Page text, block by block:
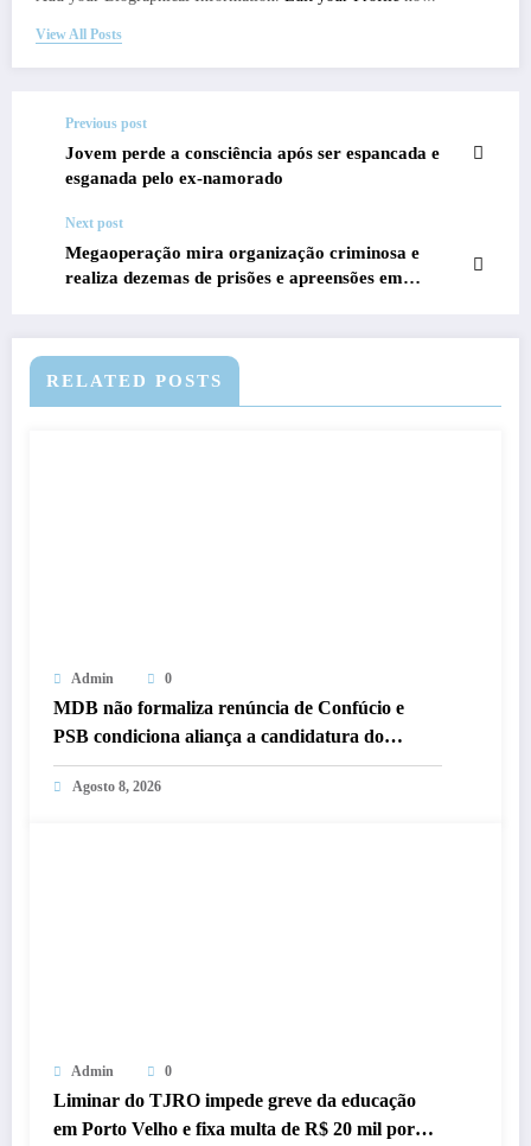
View All Posts
Previous post
Jovem perde a consciência após ser espancada e
esganada pelo ex-namorado
Next post
Megaoperação mira organização criminosa e
realiza dezemas de prisões e apreensões em
RELATED POSTS
Admin 0
MDB não formaliza renúncia de Confúcio e
PSB condiciona aliança a candidatura do
senador a reeleição
Agosto 8, 2026
Admin 0
Liminar do TJRO impede greve da educação
em Porto Velho e fixa multa de R$ 20 mil por